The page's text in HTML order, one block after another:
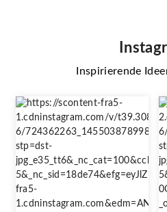
Inspirierende